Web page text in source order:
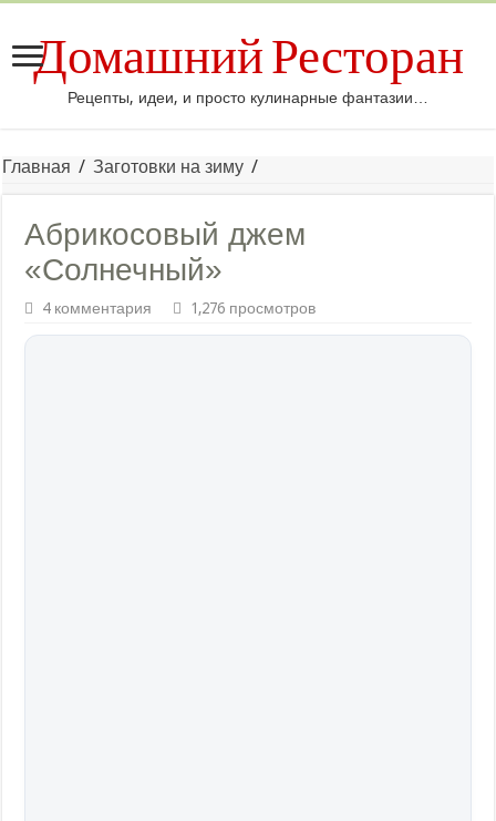
Домашний Ресторан
Рецепты, идеи, и просто кулинарные фантазии…
Главная / Заготовки на зиму /
Абрикосовый джем
«Солнечный»
4 комментария 1,276 просмотров